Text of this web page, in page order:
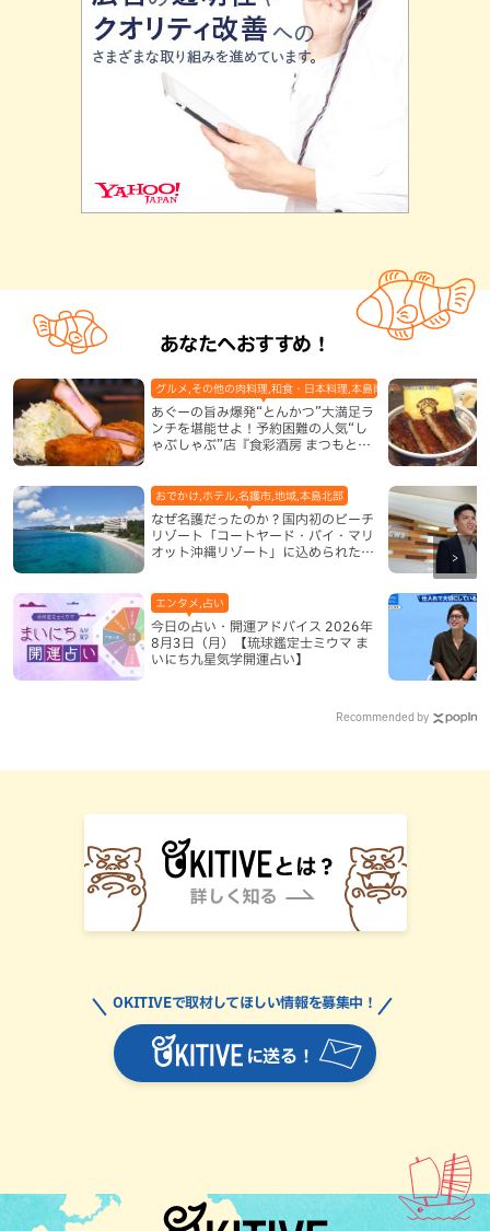
あなたへおすすめ！
あぐーの旨み爆発“とんかつ”大満足ラ
ンチを堪能せよ！予約困難の人気“し
ゃぶしゃぶ”店『食彩酒房 まつもと』
グルメ,その他の肉料理,和食・日本料理,本島南部,那覇市
なぜ名護だったのか？国内初のビーチ
リゾート「コートヤード・バイ・マリ
オット沖縄リゾート」に込められた想
おでかけ,ホテル,名護市,地域,本島北部
今日の占い・開運アドバイス 2026年
8月3日（月）【琉球鑑定士ミウマ ま
いにち九星気学開運占い】
エンタメ,占い
Recommended by
に送る！
OKITIVEで取材してほしい情報を募集中！